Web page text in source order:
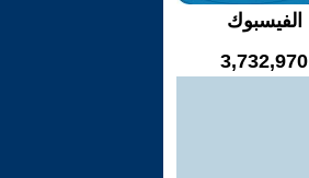
الفيسبوك
3,732,970